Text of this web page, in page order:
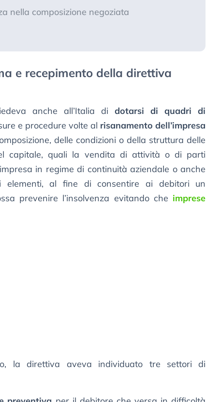
nella composizione negoziata
e recepimento della direttiva
anche all’Italia di dotarsi di quadri di
e procedure volte al risanamento dell’impresa
delle condizioni o della struttura delle
capitale, quali la vendita di attività o di parti
in regime di continuità aziendale o anche
elementi, al fine di consentire ai debitori un
prevenire l’insolvenza evitando che imprese
la direttiva aveva individuato tre settori di